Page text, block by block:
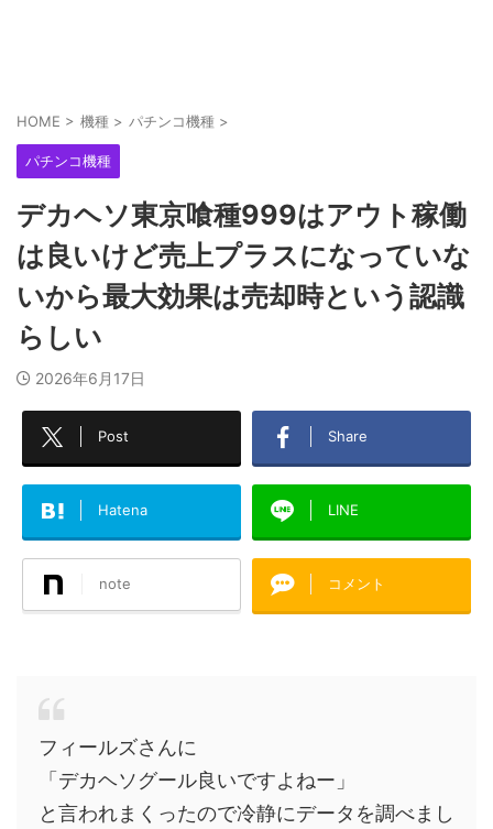
HOME > 機種 > パチンコ機種 >
パチンコ機種
デカヘソ東京喰種999はアウト稼働
は良いけど売上プラスになっていな
いから最大効果は売却時という認識
らしい
2026年6月17日
Post Share
Hatena LINE
note コメント
フィールズさんに
「デカヘソグール良いですよねー」
と言われまくったので冷静にデータを調べまし